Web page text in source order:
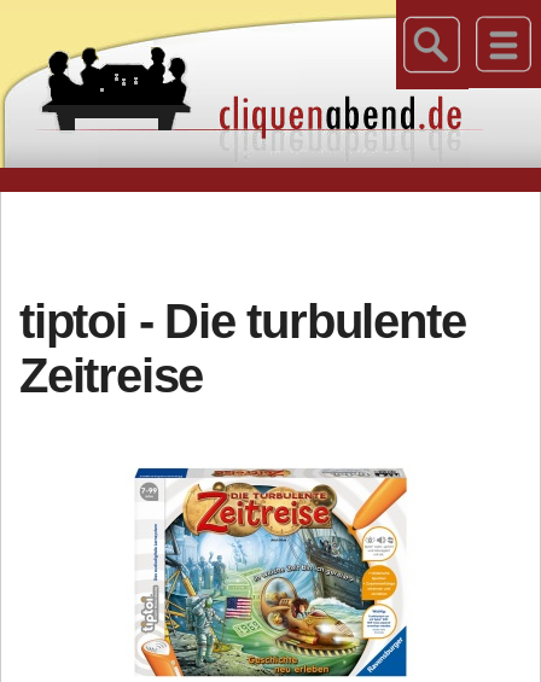
tiptoi - Die turbulente
Zeitreise